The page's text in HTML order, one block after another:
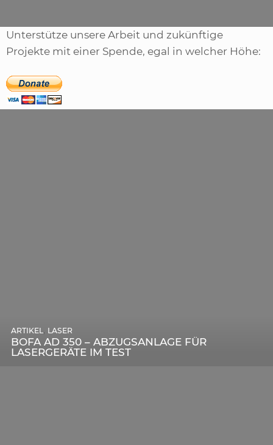
Unterstütze unsere Arbeit und zukünftige
Projekte mit einer Spende, egal in welcher Höhe:
BOFA AD 350 – ABZUGSANLAGE FÜR
LASERGERÄTE IM TEST
ARTIKEL, LASER
DIE BEDEUTENDSTEN SCHRITTE ZUR
ERFOLGREICHEN MARKENBILDUNG IN DER
DIGITALEN ÄRA